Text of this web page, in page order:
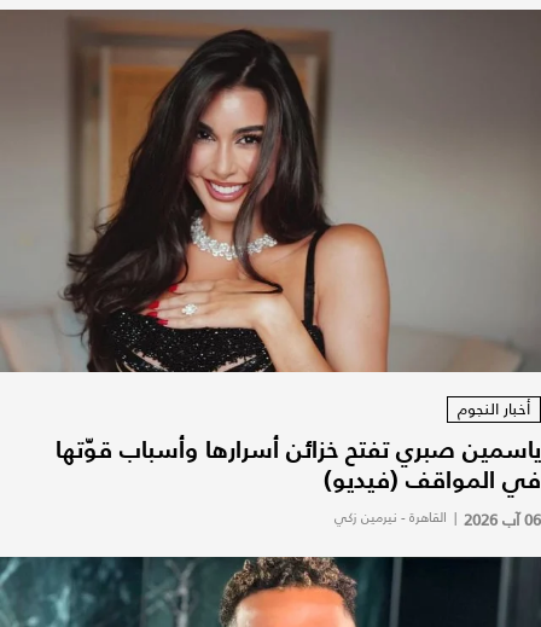
أخبار النجوم
ياسمين صبري تفتح خزائن أسرارها وأسباب قوّتها
في المواقف (فيديو)
06 آب 2026 | القاهرة - نيرمين زكي